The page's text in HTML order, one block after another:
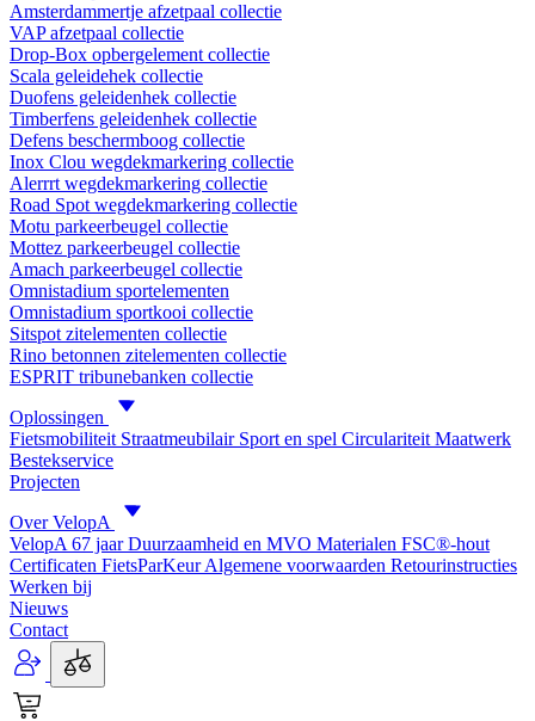
Amsterdammertje afzetpaal collectie
VAP afzetpaal collectie
Drop-Box opbergelement collectie
Scala geleidehek collectie
Duofens geleidenhek collectie
Timberfens geleidenhek collectie
Defens beschermboog collectie
Inox Clou wegdekmarkering collectie
Alerrrt wegdekmarkering collectie
Road Spot wegdekmarkering collectie
Motu parkeerbeugel collectie
Mottez parkeerbeugel collectie
Amach parkeerbeugel collectie
Omnistadium sportelementen
Omnistadium sportkooi collectie
Sitspot zitelementen collectie
Rino betonnen zitelementen collectie
ESPRIT tribunebanken collectie
Oplossingen
Fietsmobiliteit Straatmeubilair Sport en spel Circulariteit Maatwerk
Bestekservice
Projecten
Over VelopA
VelopA 67 jaarDuurzaamheid en MVO Materialen FSC®-hout
Certificaten FietsParKeurAlgemene voorwaarden Retourinstructies
Werken bij
Nieuws
Contact